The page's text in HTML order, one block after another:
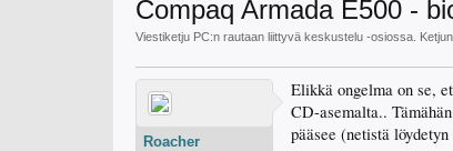
Compaq Armada E500 -
Viestiketju PC:n rautaan liittyvä keskustelu -osiossa.
Roacher
Elikkä ongelma on se,
CD-asemalta..
pääsee (netistä